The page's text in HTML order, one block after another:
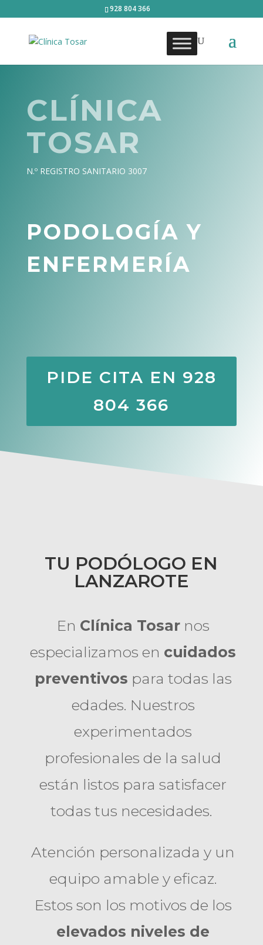
928 804 366
CLÍNICA
TOSAR
N.º REGISTRO SANITARIO 3007
PODOLOGÍA Y
ENFERMERÍA
PIDE CITA EN 928
804 366
TU PODÓLOGO EN
LANZAROTE
En Clínica Tosarnos
especializamos en cuidados
preventivos para todas las
edades. Nuestros
experimentados
profesionales de la salud
están listos para satisfacer
todas tus necesidades.
Atención personalizada y un
equipo amable y eficaz.
Estos son los motivos de los
elevados niveles de